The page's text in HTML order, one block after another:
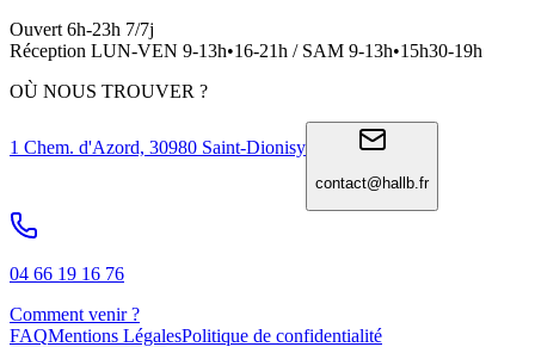
Ouvert 6h-23h 7/7j
Réception LUN-VEN 9-13h•16-21h / SAM 9-13h•15h30-19h
OÙ NOUS TROUVER ?
1 Chem. d'Azord, 30980 Saint-Dionisy
contact@hallb.fr
04 66 19 16 76
Comment venir ?
FAQMentions LégalesPolitique de confidentialité